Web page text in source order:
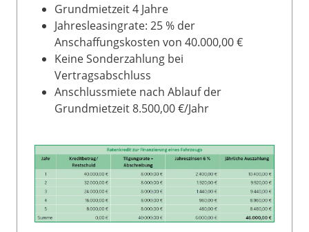
Grundmietzeit 4 Jahre
Jahresleasingrate: 25 % der
Anschaffungskosten von 40.000,00 €
Keine Sonderzahlung bei
Vertragsabschluss
Anschlussmiete nach Ablauf der
Grundmietzeit 8.500,00 €/Jahr